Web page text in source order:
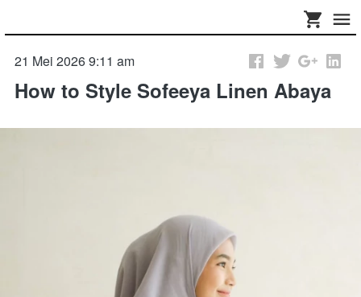
21 Mei 2026 9:11 am
How to Style Sofeeya Linen Abaya